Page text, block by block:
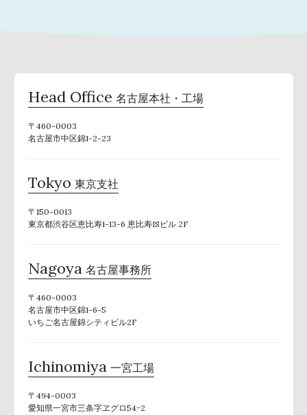
Head Office 名古屋本社・工場
〒460-0003
名古屋市中区錦1-2-23
Tokyo 東京支社
〒150-0013
東京都渋谷区恵比寿1-13-6 恵比寿ISビル 2F
Nagoya 名古屋事務所
〒460-0003
名古屋市中区錦1-6-5
いちご名古屋錦シティビル2F
Ichinomiya 一宮工場
〒494-0003
愛知県一宮市三条字ヱグロ54−2